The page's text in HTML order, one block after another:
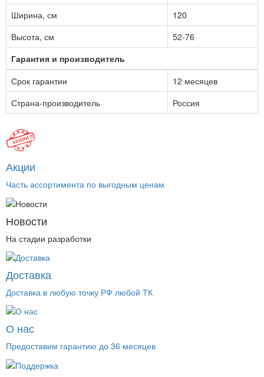
Ширина, см
120
Высота, см
52-76
Гарантия и производитель
Срок гарантии
12 месяцев
Страна-производитель
Россия
Акции
Часть ассортимента по выгодным ценам
Новости
На стадии разработки
Доставка
Доставка в любую точку РФ любой ТК
О нас
Предоставим гарантию до 36 месяцев